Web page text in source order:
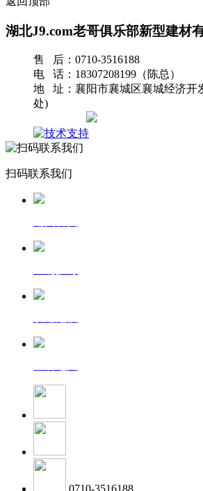
湖北J9.com老哥俱乐部新型建材
售 后：0710-3516188
电 话：18307208199（陈总）
地 址：襄阳市襄城区襄城经济开
处)
扫码联系我们